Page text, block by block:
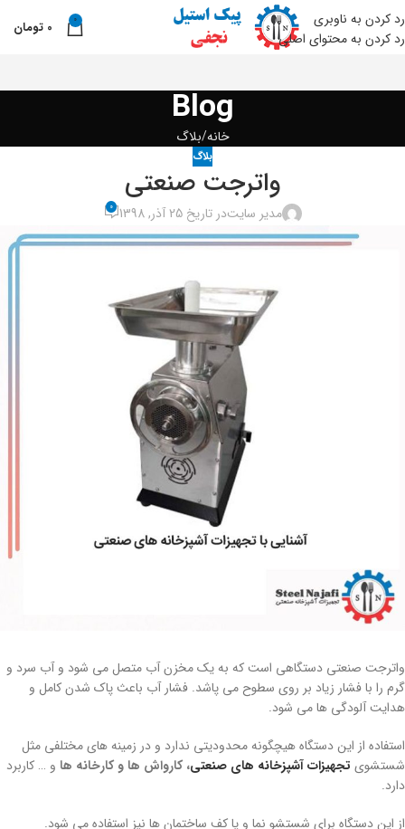
رد کردن به ناوبری
رد کردن به محتوای اصلی
0
0 تومان
Blog
خانه بلاگ
بلاگ
واترجت صنعتی
مدیر سایتدر تاریخ 25 آذر, 1398 0
واترجت صنعتی دستگاهی است که به یک مخزن آب متصل می شود و آب سرد و
گرم را با فشار زیاد بر روی سطوح می پاشد. فشار آب باعث پاک شدن کامل و
هدایت آلودگی ها می شود.
استفاده از این دستگاه هیچگونه محدودیتی ندارد و در زمینه های مختلفی مثل
شستشوی تجهیزات آشپزخانه های صنعتی، کارواش ها و کارخانه ها و … کاربرد
دارد.
از این دستگاه برای شستشو نما و یا کف ساختمان ها نیز استفاده می شود.